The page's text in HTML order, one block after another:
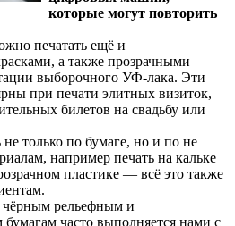
которые могут повторить
печатать ещё и
а также прозрачными
выборочного УФ-лака. Эти
при печати элитных визиток,
билетов на свадьбу или
не только по бумаге, но и по не
например печать на кальке
пластике — всё это также
рельефным и
часто выполняется нами с